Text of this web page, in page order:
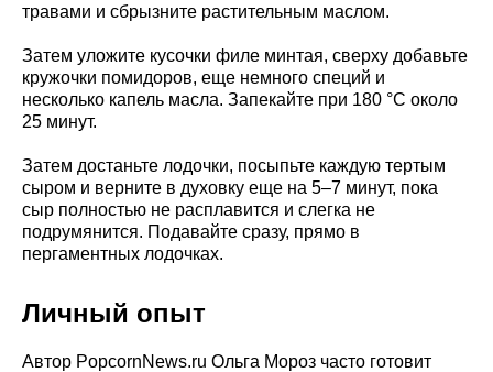
травами и сбрызните растительным маслом.
Затем уложите кусочки филе минтая, сверху добавьте
кружочки помидоров, еще немного специй и
несколько капель масла. Запекайте при 180 °C около
25 минут.
Затем достаньте лодочки, посыпьте каждую тертым
сыром и верните в духовку еще на 5–7 минут, пока
сыр полностью не расплавится и слегка не
подрумянится. Подавайте сразу, прямо в
пергаментных лодочках.
Личный опыт
Автор PopcornNews.ru Ольга Мороз часто готовит